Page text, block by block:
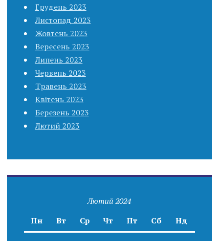
Грудень 2023
Листопад 2023
Жовтень 2023
Вересень 2023
Липень 2023
Червень 2023
Травень 2023
Квітень 2023
Березень 2023
Лютий 2023
Лютий 2024
Пн
Вт Ср Чт Пт Сб Нд